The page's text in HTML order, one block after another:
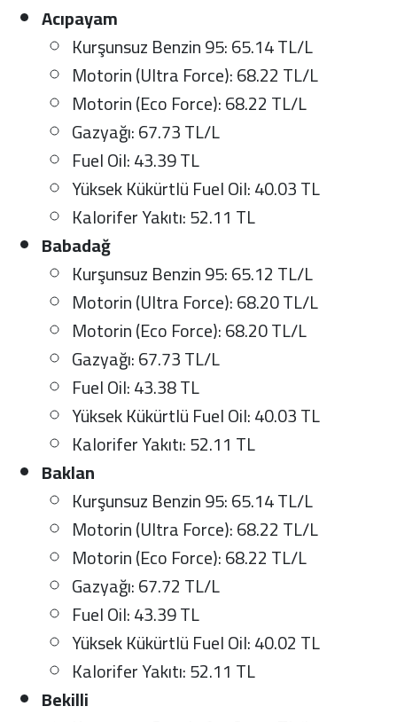
Acıpayam
Kurşunsuz Benzin 95: 65.14 TL/L
Motorin (Ultra Force): 68.22 TL/L
Motorin (Eco Force): 68.22 TL/L
Gazyağı: 67.73 TL/L
Fuel Oil: 43.39 TL
Yüksek Kükürtlü Fuel Oil: 40.03 TL
Kalorifer Yakıtı: 52.11 TL
Babadağ
Kurşunsuz Benzin 95: 65.12 TL/L
Motorin (Ultra Force): 68.20 TL/L
Motorin (Eco Force): 68.20 TL/L
Gazyağı: 67.73 TL/L
Fuel Oil: 43.38 TL
Yüksek Kükürtlü Fuel Oil: 40.03 TL
Kalorifer Yakıtı: 52.11 TL
Baklan
Kurşunsuz Benzin 95: 65.14 TL/L
Motorin (Ultra Force): 68.22 TL/L
Motorin (Eco Force): 68.22 TL/L
Gazyağı: 67.72 TL/L
Fuel Oil: 43.39 TL
Yüksek Kükürtlü Fuel Oil: 40.02 TL
Kalorifer Yakıtı: 52.11 TL
Bekilli